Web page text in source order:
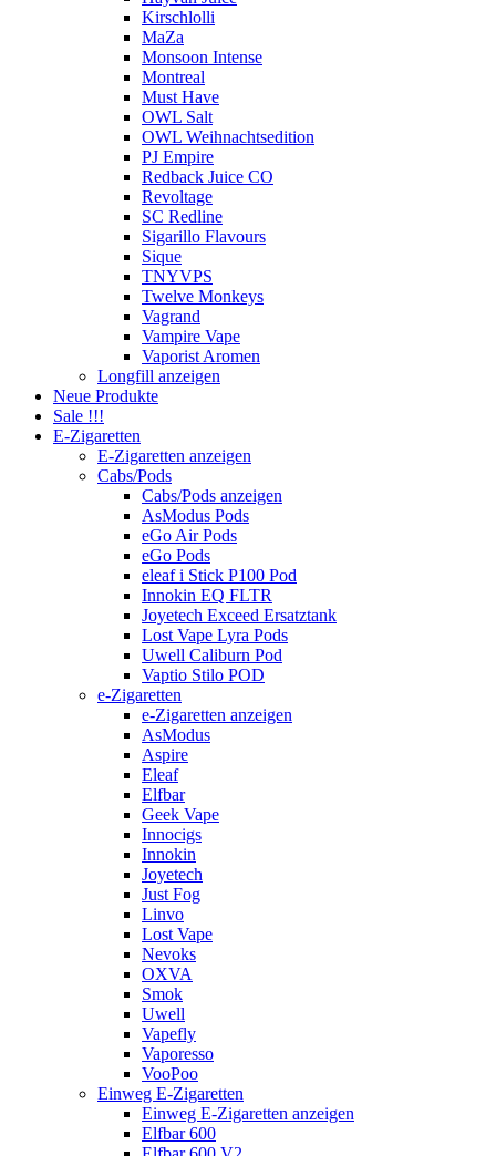
Kirschlolli
MaZa
Monsoon Intense
Montreal
Must Have
OWL Salt
OWL Weihnachtsedition
PJ Empire
Redback Juice CO
Revoltage
SC Redline
Sigarillo Flavours
Sique
TNYVPS
Twelve Monkeys
Vagrand
Vampire Vape
Vaporist Aromen
Longfill anzeigen
Neue Produkte
Sale !!!
E-Zigaretten
E-Zigaretten anzeigen
Cabs/Pods
Cabs/Pods anzeigen
AsModus Pods
eGo Air Pods
eGo Pods
eleaf i Stick P100 Pod
Innokin EQ FLTR
Joyetech Exceed Ersatztank
Lost Vape Lyra Pods
Uwell Caliburn Pod
Vaptio Stilo POD
e-Zigaretten
e-Zigaretten anzeigen
AsModus
Aspire
Eleaf
Elfbar
Geek Vape
Innocigs
Innokin
Joyetech
Just Fog
Linvo
Lost Vape
Nevoks
OXVA
Smok
Uwell
Vapefly
Vaporesso
VooPoo
Einweg E-Zigaretten
Einweg E-Zigaretten anzeigen
Elfbar 600